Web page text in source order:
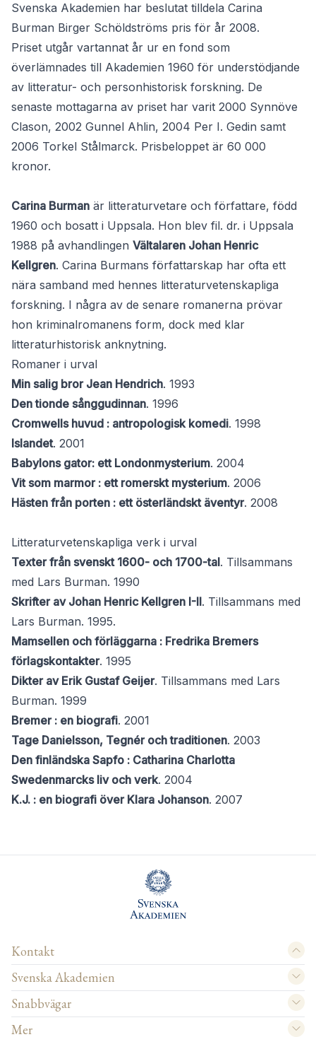
Svenska Akademien har beslutat tilldela Carina
Burman Birger Schöldströms pris för år 2008.
Priset utgår vartannat år ur en fond som
överlämnades till Akademien 1960 för understödjande
av litteratur- och personhistorisk forskning. De
senaste mottagarna av priset har varit 2000 Synnöve
Clason, 2002 Gunnel Ahlin, 2004 Per I. Gedin samt
2006 Torkel Stålmarck. Prisbeloppet är 60 000
kronor.
Carina Burman är litteraturvetare och författare, född
1960 och bosatt i Uppsala. Hon blev fil. dr. i Uppsala
1988 på avhandlingen Vältalaren Johan Henric
Kellgren. Carina Burmans författarskap har ofta ett
nära samband med hennes litteraturvetenskapliga
forskning. I några av de senare romanerna prövar
hon kriminalromanens form, dock med klar
litteraturhistorisk anknytning.
Romaner i urval
Min salig bror Jean Hendrich. 1993
Den tionde sånggudinnan. 1996
Cromwells huvud : antropologisk komedi. 1998
Islandet. 2001
Babylons gator: ett Londonmysterium. 2004
Vit som marmor : ett romerskt mysterium. 2006
Hästen från porten : ett österländskt äventyr. 2008
Litteraturvetenskapliga verk i urval
Texter från svenskt 1600- och 1700-tal. Tillsammans
med Lars Burman. 1990
Skrifter av Johan Henric Kellgren I-II. Tillsammans med
Lars Burman. 1995.
Mamsellen och förläggarna : Fredrika Bremers
förlagskontakter. 1995
Dikter av Erik Gustaf Geijer. Tillsammans med Lars
Burman. 1999
Bremer : en biografi. 2001
Tage Danielsson, Tegnér och traditionen. 2003
Den finländska Sapfo : Catharina Charlotta
Swedenmarcks liv och verk. 2004
K.J. : en biografi över Klara Johanson. 2007
Kontakt
Svenska Akademien
Snabbvägar
Mer